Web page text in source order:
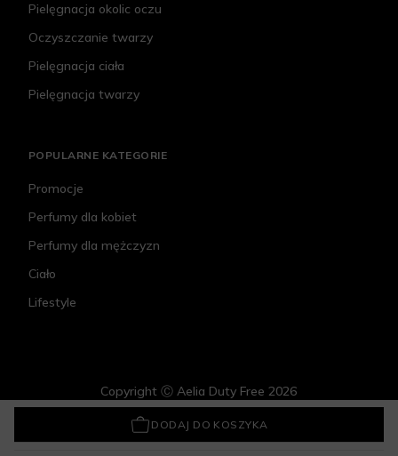
DODAJ DO KOSZYKA
Clochee Men Energetyzujący
Pielęgnacja okolic oczu
Oczyszczanie twarzy
Pielęgnacja ciała
Pielęgnacja twarzy
POPULARNE KATEGORIE
Promocje
Perfumy dla kobiet
Perfumy dla mężczyzn
Ciało
Lifestyle
Copyright Ⓒ Aelia Duty Free 2026